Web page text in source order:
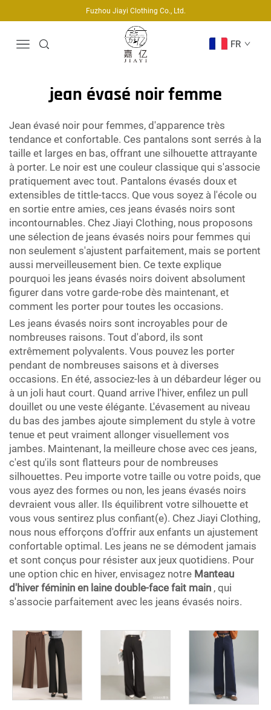
Fuzhou Jiayi Clothing Co., Ltd.
FR
jean évasé noir femme
Jean évasé noir pour femmes, d'apparence très
tendance et confortable. Ces pantalons sont serrés à la
taille et larges en bas, offrant une silhouette attrayante
à porter. Le noir est une couleur classique qui s'associe
pratiquement avec tout. Pantalons évasés doux et
extensibles de tittle-taccs. Que vous soyez à l'école ou
en sortie entre amies, ces jeans évasés noirs sont
incontournables. Chez Jiayi Clothing, nous proposons
une sélection de jeans évasés noirs pour femmes qui
non seulement s'ajustent parfaitement, mais se portent
aussi merveilleusement bien. Ce texte explique
pourquoi les jeans évasés noirs doivent absolument
figurer dans votre garde-robe dès maintenant, et
comment les porter pour toutes les occasions.
Les jeans évasés noirs sont incroyables pour de
nombreuses raisons. Tout d'abord, ils sont
extrêmement polyvalents. Vous pouvez les porter
pendant de nombreuses saisons et à diverses
occasions. En été, associez-les à un débardeur léger ou
à un joli haut court. Quand arrive l'hiver, enfilez un pull
douillet ou une veste élégante. L'évasement au niveau
du bas des jambes ajoute simplement du style à votre
tenue et peut vraiment allonger visuellement vos
jambes. Maintenant, la meilleure chose avec ces jeans,
c'est qu'ils sont flatteurs pour de nombreuses
silhouettes. Peu importe votre taille ou votre poids, que
vous ayez des formes ou non, les jeans évasés noirs
devraient vous aller. Ils équilibrent votre silhouette et
vous vous sentirez plus confiant(e). Chez Jiayi Clothing,
nous nous efforçons d'offrir aux enfants un ajustement
confortable optimal. Les jeans ne se démodent jamais
et sont conçus pour résister aux jeux quotidiens. Pour
une option chic en hiver, envisagez notre Manteau
d'hiver féminin en laine double-face fait main , qui
s'associe parfaitement avec les jeans évasés noirs.